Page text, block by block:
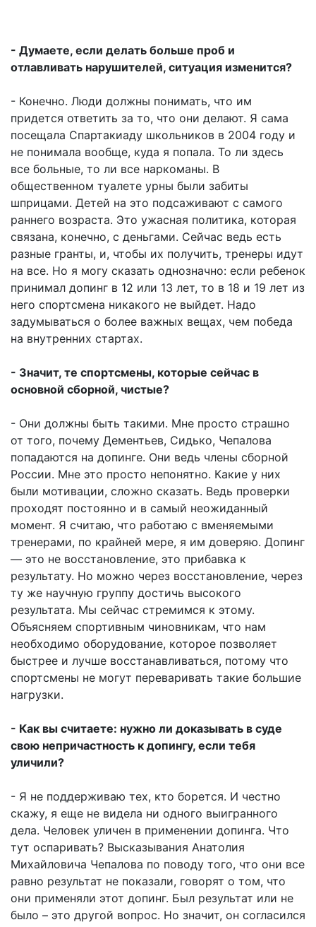
- Думаете, если делать больше проб и
отлавливать нарушителей, ситуация изменится?
- Конечно. Люди должны понимать, что им
придется ответить за то, что они делают. Я сама
посещала Спартакиаду школьников в 2004 году и
не понимала вообще, куда я попала. То ли здесь
все больные, то ли все наркоманы. В
общественном туалете урны были забиты
шприцами. Детей на это подсаживают с самого
раннего возраста. Это ужасная политика, которая
связана, конечно, с деньгами. Сейчас ведь есть
разные гранты, и, чтобы их получить, тренеры идут
на все. Но я могу сказать однозначно: если ребенок
принимал допинг в 12 или 13 лет, то в 18 и 19 лет из
него спортсмена никакого не выйдет. Надо
задумываться о более важных вещах, чем победа
на внутренних стартах.
- Значит, те спортсмены, которые сейчас в
основной сборной, чистые?
- Они должны быть такими. Мне просто страшно
от того, почему Дементьев, Сидько, Чепалова
попадаются на допинге. Они ведь члены сборной
России. Мне это просто непонятно. Какие у них
были мотивации, сложно сказать. Ведь проверки
проходят постоянно и в самый неожиданный
момент. Я считаю, что работаю с вменяемыми
тренерами, по крайней мере, я им доверяю. Допинг
— это не восстановление, это прибавка к
результату. Но можно через восстановление, через
ту же научную группу достичь высокого
результата. Мы сейчас стремимся к этому.
Объясняем спортивным чиновникам, что нам
необходимо оборудование, которое позволяет
быстрее и лучше восстанавливаться, потому что
спортсмены не могут переваривать такие большие
нагрузки.
- Как вы считаете: нужно ли доказывать в суде
свою непричастность к допингу, если тебя
уличили?
- Я не поддерживаю тех, кто борется. И честно
скажу, я еще не видела ни одного выигранного
дела. Человек уличен в применении допинга. Что
тут оспаривать? Высказывания Анатолия
Михайловича Чепалова по поводу того, что они все
равно результат не показали, говорят о том, что
они применяли этот допинг. Был результат или не
было – это другой вопрос. Но значит, он согласился